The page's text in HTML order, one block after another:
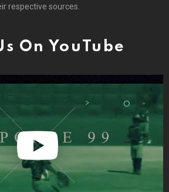
respective sources.
On YouTube